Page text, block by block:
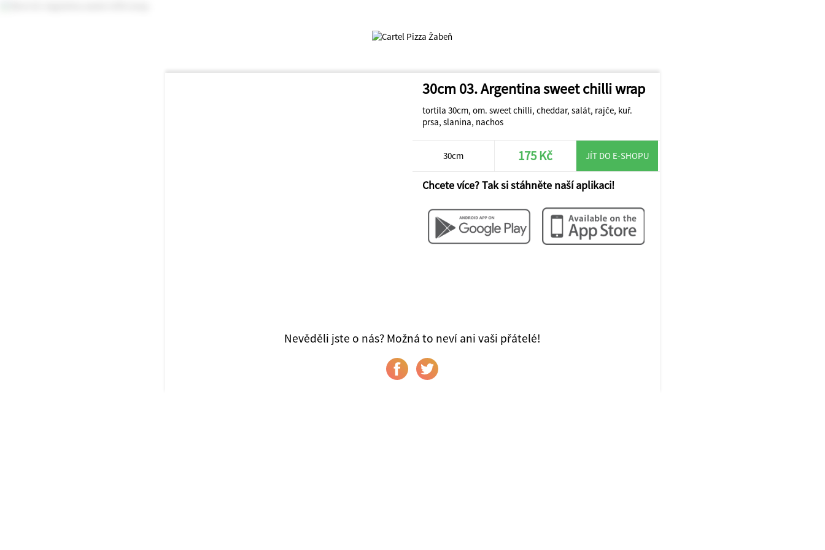
30cm 03. Argentina sweet chilli wrap
tortila 30cm, om. sweet chilli, cheddar, salát, rajče, kuř.
prsa, slanina, nachos
30cm 175 Kč JÍT DO E-SHOPU
Chcete více? Tak si stáhněte naší aplikaci!
Nevěděli jste o nás? Možná to neví ani vaši přátelé!